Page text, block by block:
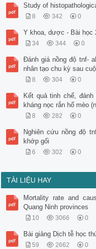
Study of
8 342 0
Y khoa, dược - Bài học
34 344 0
Đánh giá nồng độ tnf-
nhân tạo chu kỳ sau
8 304 0
Kết quả tinh chế,
kháng nọc rắn hổ mèo
8 282 0
Nghiên cứu nồng độ
khớp gối
6 302 0
TÀI LIỆU HAY
Mortality rate and
Quang Ninh provinces
10 3066 0
Bài giảng Dịch tễ học
59 2662 0